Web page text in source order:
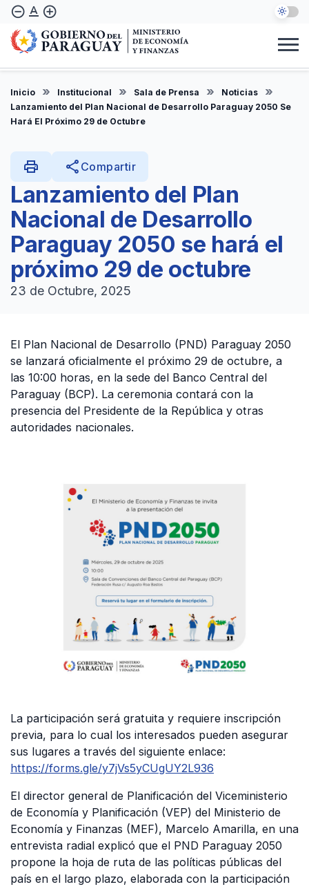
Pasar
contenido
principal
remove_circle_outline text_format add_circle_outline
Inicio Institucional Sala de Prensa
Noticias
Lanzamiento del Plan Nacional de Desarrollo Paraguay 2050 Se
Hará El Próximo 29 de Octubre
Lanzamiento del Plan
Nacional de Desarrollo
Paraguay 2050 se hará el
próximo 29 de octubre
23 de Octubre, 2025
print share Compartir
El Plan Nacional de Desarrollo (PND) Paraguay 2050
se lanzará oficialmente el próximo 29 de octubre, a
las 10:00 horas, en la sede del Banco Central del
Paraguay (BCP). La ceremonia contará con la
presencia del Presidente de la República y otras
autoridades nacionales.
La participación será gratuita y requiere inscripción
previa, para lo cual los interesados pueden asegurar
sus lugares a través del siguiente enlace:
https://forms.gle/y7jVs5yCUgUY2L936
El director general de Planificación del Viceministerio
de Economía y Planificación (VEP) del Ministerio de
Economía y Finanzas (MEF), Marcelo Amarilla, en una
entrevista radial explicó que el PND Paraguay 2050
propone la hoja de ruta de las políticas públicas del
país en el largo plazo, elaborada con la participación